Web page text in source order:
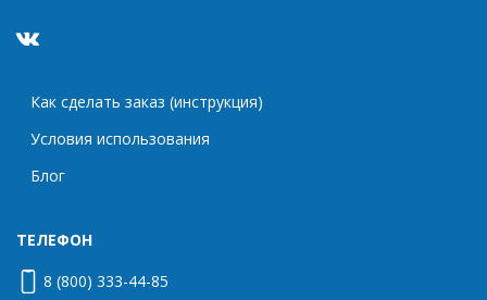
Как сделать заказ (инструкция)
Условия использования
Блог
ТЕЛЕФОН
8 (800) 333-44-85